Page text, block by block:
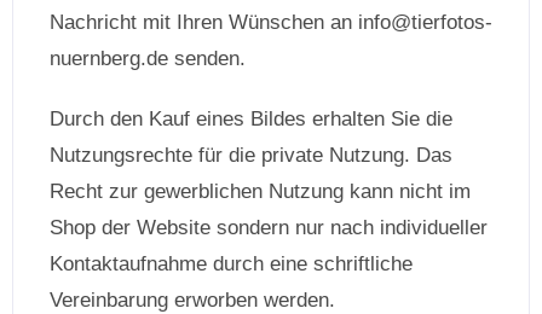
Nachricht mit Ihren Wünschen an info@tierfotos-
nuernberg.de senden.
Durch den Kauf eines Bildes erhalten Sie die
Nutzungsrechte für die private Nutzung. Das
Recht zur gewerblichen Nutzung kann nicht im
Shop der Website sondern nur nach individueller
Kontaktaufnahme durch eine schriftliche
Vereinbarung erworben werden.